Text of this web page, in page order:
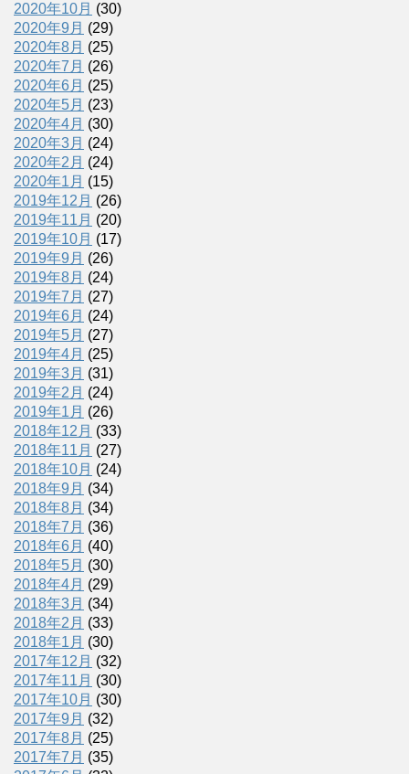
2020年10月 (30)
2020年9月 (29)
2020年8月 (25)
2020年7月 (26)
2020年6月 (25)
2020年5月 (23)
2020年4月 (30)
2020年3月 (24)
2020年2月 (24)
2020年1月 (15)
2019年12月 (26)
2019年11月 (20)
2019年10月 (17)
2019年9月 (26)
2019年8月 (24)
2019年7月 (27)
2019年6月 (24)
2019年5月 (27)
2019年4月 (25)
2019年3月 (31)
2019年2月 (24)
2019年1月 (26)
2018年12月 (33)
2018年11月 (27)
2018年10月 (24)
2018年9月 (34)
2018年8月 (34)
2018年7月 (36)
2018年6月 (40)
2018年5月 (30)
2018年4月 (29)
2018年3月 (34)
2018年2月 (33)
2018年1月 (30)
2017年12月 (32)
2017年11月 (30)
2017年10月 (30)
2017年9月 (32)
2017年8月 (25)
2017年7月 (35)